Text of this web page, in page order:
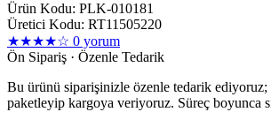
Ürün Kodu: PLK-010181
Üretici Kodu: RT11505220
★★★★☆ 0 yorum
Ön Sipariş · Özenle Tedarik
Bu ürünü siparişinizle özenle tedarik ediyoruz;
paketleyip kargoya veriyoruz. Süreç boyunca